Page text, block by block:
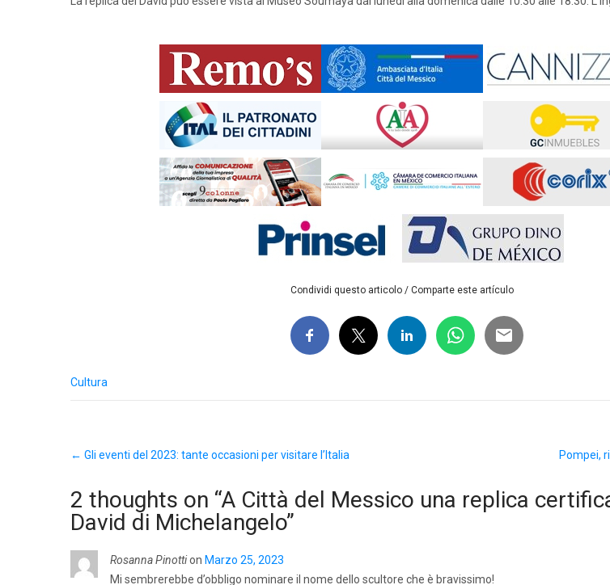
Condividi questo articolo / Comparte este artículo
Cultura
navigation
← Gli eventi del 2023: tante occasioni per visitare l’Italia Pompei,
2 thoughts on “A Città del Messico una replica
David di Michelangelo”
Rosanna Pinottion Marzo 25, 2023
Mi sembrerebbe d’obbligo nominare il nome dello scultore che è bravissimo!